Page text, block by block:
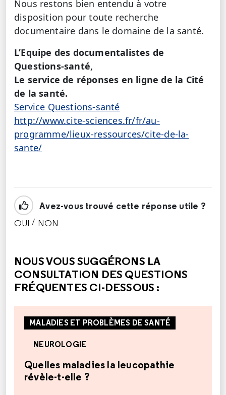
Nous restons bien entendu à votre
disposition pour toute recherche
documentaire dans le domaine de la santé.
L’Equipe des documentalistes de
Questions-santé,
Le service de réponses en ligne de la Cité
de la santé.
Service Questions-santé
http://www.cite-sciences.fr/fr/au-
programme/lieux-ressources/cite-de-la-
sante/
Avez-vous trouvé cette réponse utile ?
OUI / NON
NOUS VOUS SUGGÉRONS LA
CONSULTATION DES QUESTIONS
FRÉQUENTES CI-DESSOUS :
MALADIES ET PROBLÈMES DE SANTÉ
NEUROLOGIE
Quelles maladies la leucopathie
révèle-t-elle ?